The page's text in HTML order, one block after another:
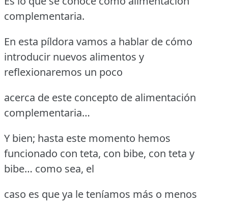
complementaria.
En esta píldora vamos a hablar de cómo
introducir nuevos alimentos y
reflexionaremos un poco
acerca de este concepto de alimentación
complementaria…
Y bien; hasta este momento hemos
funcionado con teta, con bibe, con teta y
bibe… como sea, el
caso es que ya le teníamos más o menos